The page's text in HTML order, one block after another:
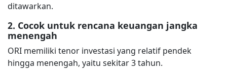
ditawarkan.
2. Cocok untuk rencana keuangan jangka
menengah
ORI memiliki tenor investasi yang relatif pendek
hingga menengah, yaitu sekitar 3 tahun.